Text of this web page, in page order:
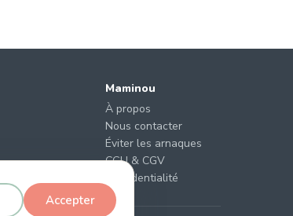
Maminou
À propos
Nous contacter
Éviter les arnaques
CGU & CGV
Confidentialité
Accepter